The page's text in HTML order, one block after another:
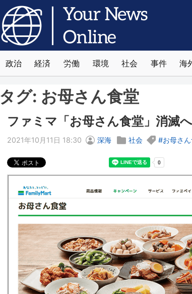
政治 経済 労働 環境 社会 事件 海
タグ: お母さん食堂
ファミマ「お母さん食堂」消滅
2021年10月11日 18:30 深海 社会 お母さ